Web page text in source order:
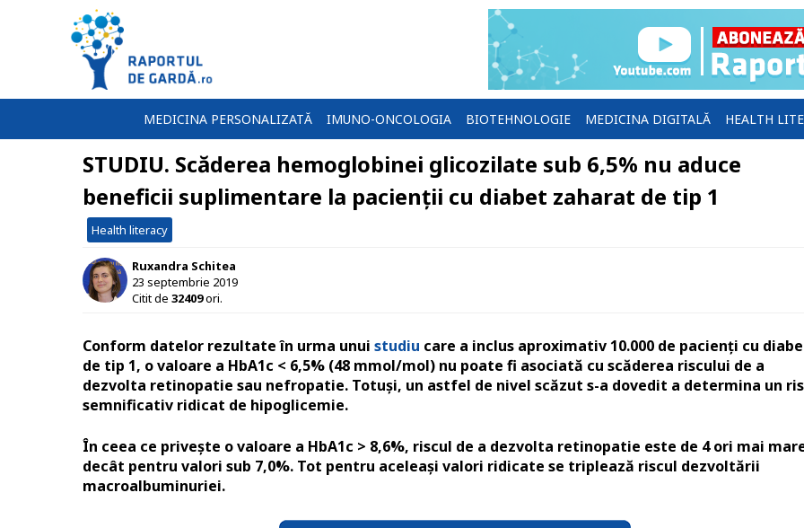
MEDICINA PERSONALIZATĂ IMUNO-ONCOLOGIA BIOTEHNOLOGIE MEDICINA DIGITALĂ HEALTH
STUDIU. Scăderea hemoglobinei glicozilate sub 6,5% nu aduce
beneficii suplimentare la pacienții cu diabet zaharat de tip 1
Health literacy
Ruxandra Schitea
23 septembrie 2019
Citit de 32409ori.
Conform datelor rezultate în urma unui studiu care a inclus aproximativ 10.000 de pacienți cu
de tip 1, o valoare a HbA1c < 6,5% (48 mmol/mol) nu poate fi asociată cu scăderea riscului de a
dezvolta retinopatie sau nefropatie. Totuși, un astfel de nivel scăzut s-a dovedit a determina un
semnificativ ridicat de hipoglicemie.
În ceea ce privește o valoare a HbA1c > 8,6%, riscul de a dezvolta retinopatie este de 4 ori mai
decât pentru valori sub 7,0%. Tot pentru aceleași valori ridicate se triplează riscul dezvoltării
macroalbuminuriei.